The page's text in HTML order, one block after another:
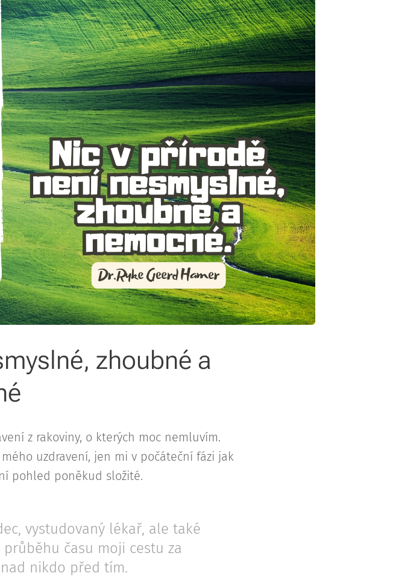
zhoubné a
🌱
z rakoviny, o kterých moc nemluvím.
uzdravení, jen mi v počáteční fázi jak
pohled poněkud složité.
vystudovaný lékař, ale také
času moji cestu za
nikdo před tím.